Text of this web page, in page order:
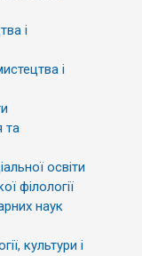
і
і
та
освіти
філології
наук
культури і